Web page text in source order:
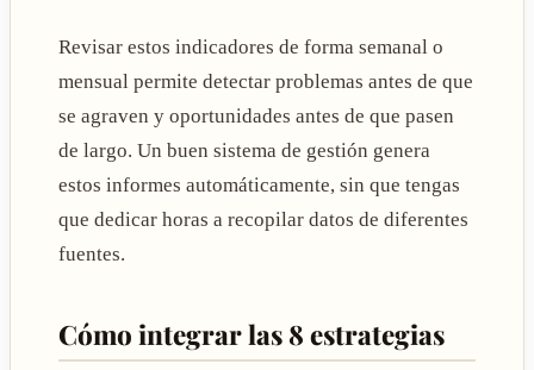
Revisar estos indicadores de forma semanal o
mensual permite detectar problemas antes de que
se agraven y oportunidades antes de que pasen
de largo. Un buen sistema de gestión genera
estos informes automáticamente, sin que tengas
que dedicar horas a recopilar datos de diferentes
fuentes.
Cómo integrar las 8 estrategias